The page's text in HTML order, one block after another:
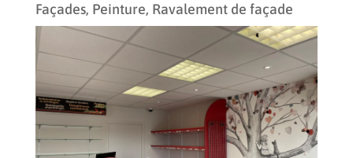
Façades, Peinture, Ravalement de façade